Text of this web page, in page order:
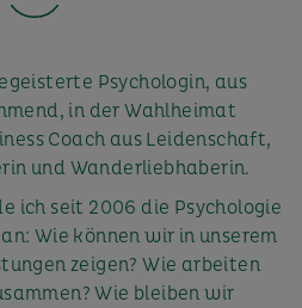
Psychologin, aus
in der Wahlheimat
Coach aus Leidenschaft,
und Wanderliebhaberin.
ich seit 2006 die Psychologie
Wie können wir in unserem
zeigen? Wie arbeiten
Wie bleiben wir